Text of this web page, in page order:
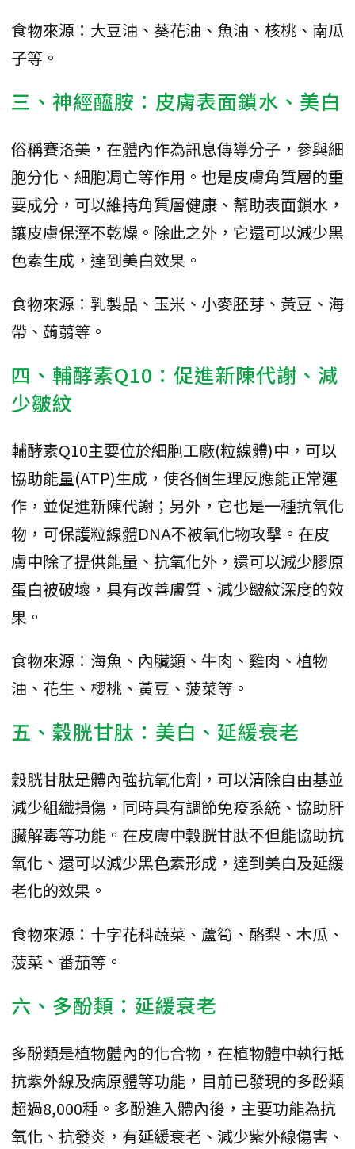
食物來源：大豆油、葵花油、魚油、核桃、南瓜
子等。
三、神經醯胺：皮膚表面鎖水、美白
俗稱賽洛美，在體內作為訊息傳導分子，參與細
胞分化、細胞凋亡等作用。也是皮膚角質層的重
要成分，可以維持角質層健康、幫助表面鎖水，
讓皮膚保溼不乾燥。除此之外，它還可以減少黑
色素生成，達到美白效果。
食物來源：乳製品、玉米、小麥胚芽、黃豆、海
帶、蒟蒻等。
四、輔酵素Q10：促進新陳代謝、減
少皺紋
輔酵素Q10主要位於細胞工廠(粒線體)中，可以
協助能量(ATP)生成，使各個生理反應能正常運
作，並促進新陳代謝；另外，它也是一種抗氧化
物，可保護粒線體DNA不被氧化物攻擊。在皮
膚中除了提供能量、抗氧化外，還可以減少膠原
蛋白被破壞，具有改善膚質、減少皺紋深度的效
果。
食物來源：海魚、內臟類、牛肉、雞肉、植物
油、花生、櫻桃、黃豆、菠菜等。
五、穀胱甘肽：美白、延緩衰老
穀胱甘肽是體內強抗氧化劑，可以清除自由基並
減少組織損傷，同時具有調節免疫系統、協助肝
臟解毒等功能。在皮膚中穀胱甘肽不但能協助抗
氧化、還可以減少黑色素形成，達到美白及延緩
老化的效果。
食物來源：十字花科蔬菜、蘆筍、酪梨、木瓜、
菠菜、番茄等。
六、多酚類：延緩衰老
多酚類是植物體內的化合物，在植物體中執行抵
抗紫外線及病原體等功能，目前已發現的多酚類
超過8,000種。多酚進入體內後，主要功能為抗
氧化、抗發炎，有延緩衰老、減少紫外線傷害、